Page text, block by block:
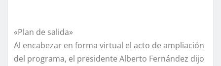
«Plan de salida»
Al encabezar en forma virtual el acto de ampliación
del programa, el presidente Alberto Fernández dijo